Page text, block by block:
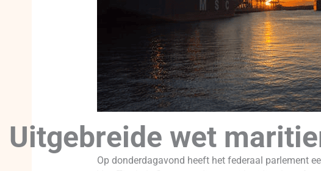
Uitgebreide wet
Op donderdagavond heeft het federaal parlement